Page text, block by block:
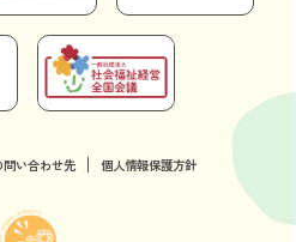
問い合わせ先 個人情報保護方針